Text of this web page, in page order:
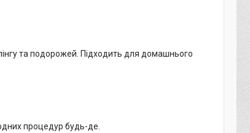
та подорожей. Підходить для домашнього
процедур будь-де.